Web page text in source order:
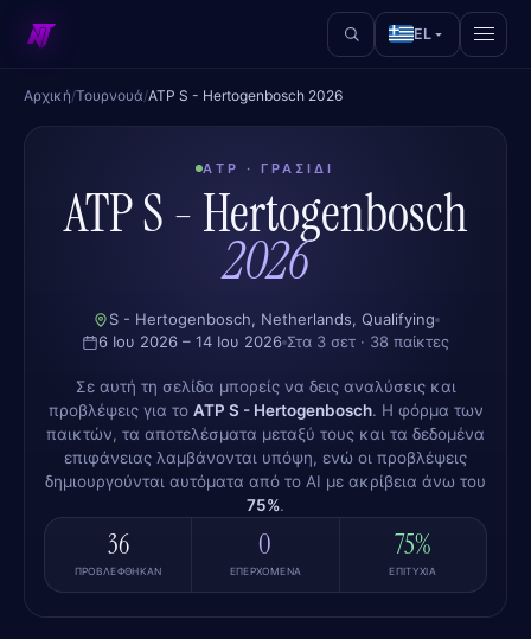
EL
Αρχική/Τουρνουά/ATP S - Hertogenbosch 2026
ATP · ΓΡΑΣΊΔΙ
ATP S - Hertogenbosch
2026
S - Hertogenbosch, Netherlands, Qualifying
6 Ιου 2026 – 14 Ιου 2026 Στα 3 σετ · 38 παίκτες
Σε αυτή τη σελίδα μπορείς να δεις αναλύσεις και
προβλέψεις για το ATP S - Hertogenbosch. Η φόρμα των
παικτών, τα αποτελέσματα μεταξύ τους και τα δεδομένα
επιφάνειας λαμβάνονται υπόψη, ενώ οι προβλέψεις
δημιουργούνται αυτόματα από το AI με ακρίβεια άνω του
75%.
36
ΠΡΟΒΛΈΦΘΗΚΑΝ
0
ΕΠΕΡΧΌΜΕΝΑ
75%
ΕΠΙΤΥΧΊΑ